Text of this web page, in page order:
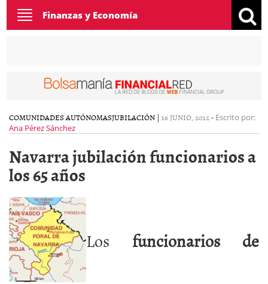
Toggle
navigation
Finanzas y Economía
COMUNIDADES AUTÓNOMASJUBILACIÓN | 16 JUNIO, 2012- Escrito por:
Ana Pérez Sánchez
Navarra jubilación funcionarios a
los 65 años
Los funcionarios de